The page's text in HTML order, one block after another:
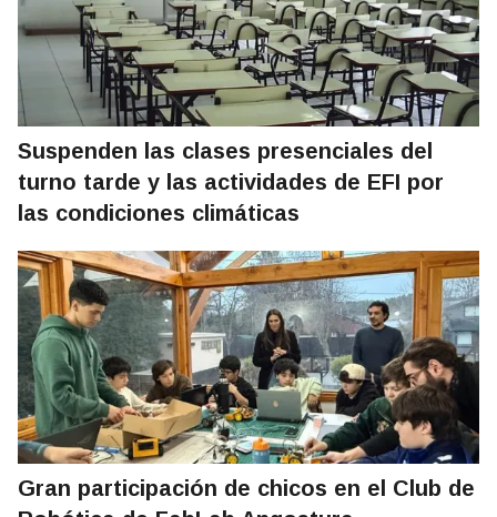
Suspenden las clases presenciales del
turno tarde y las actividades de EFI por
las condiciones climáticas
Gran participación de chicos en el Club de